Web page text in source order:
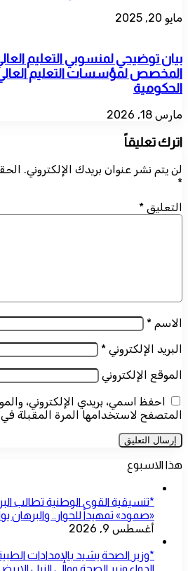
مايو 20, 2025
بيان توضيحي لمنسوبي التعليم
المخصص لمؤسسات التعليم
الحكومية
مارس 18, 2026
اترك تعليقاً
لن يتم نشر عنوان بريدك الإلكتروني.
*
التعليق *
الاسم *
البريد الإلكتروني *
الموقع الإلكتروني
احفظ اسمي، بريدي الإلكتروني،
المتصفح لاستخدامها المرة المقبلة
هذا الاسبوع
*تنسيقية القوى الوطنية تطالب
«صمود» تمهيداً للحوار.. والبرهان
أغسطس 9, 2026
*وزير الصحة يشيد بالإمدادات الطبية
الدواء وزير الصحة ووالي النيل